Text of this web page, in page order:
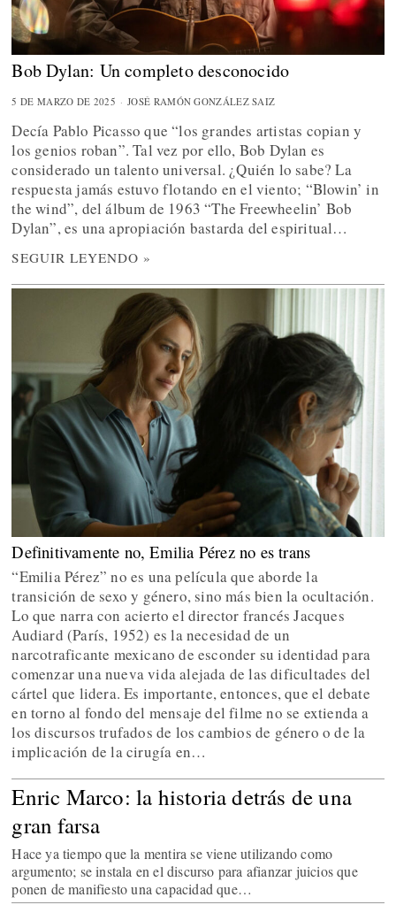
Bob Dylan: Un completo desconocido
5 DE MARZO DE 2025 JOSÉ RAMÓN GONZÁLEZ SAIZ
Decía Pablo Picasso que “los grandes artistas copian y
los genios roban”. Tal vez por ello, Bob Dylan es
considerado un talento universal. ¿Quién lo sabe? La
respuesta jamás estuvo flotando en el viento; “Blowin’ in
the wind”, del álbum de 1963 “The Freewheelin’ Bob
Dylan”, es una apropiación bastarda del espiritual…
SEGUIR LEYENDO »
Definitivamente no, Emilia Pérez no es trans
“Emilia Pérez” no es una película que aborde la
transición de sexo y género, sino más bien la ocultación.
Lo que narra con acierto el director francés Jacques
Audiard (París, 1952) es la necesidad de un
narcotraficante mexicano de esconder su identidad para
comenzar una nueva vida alejada de las dificultades del
cártel que lidera. Es importante, entonces, que el debate
en torno al fondo del mensaje del filme no se extienda a
los discursos trufados de los cambios de género o de la
implicación de la cirugía en…
Enric Marco: la historia detrás de una
gran farsa
Hace ya tiempo que la mentira se viene utilizando como
argumento; se instala en el discurso para afianzar juicios que
ponen de manifiesto una capacidad que…